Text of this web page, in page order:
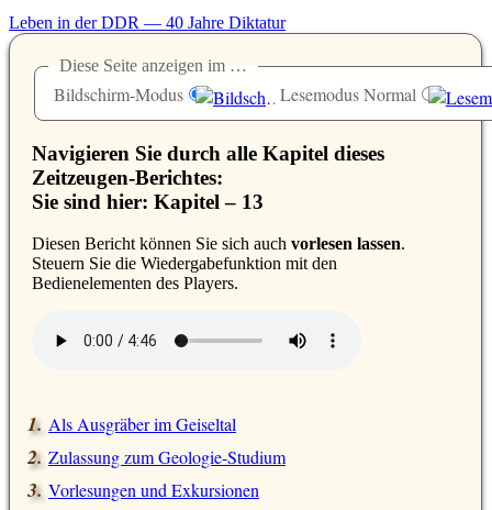
Leben in der DDR — 40 Jahre Diktatur
Diese Seite anzeigen im …
Bildschirm-Modus Lesemodus Normal
Navigieren Sie durch alle Kapitel dieses
Zeitzeugen-Berichtes:
Sie sind hier: Kapitel – 13
Diesen Bericht können Sie sich auch vorlesen lassen.
Steuern Sie die Wiedergabefunktion mit den
Bedienelementen des Players.
Als Ausgräber im Geiseltal
Zulassung zum Geologie-Studium
Vorlesungen und Exkursionen